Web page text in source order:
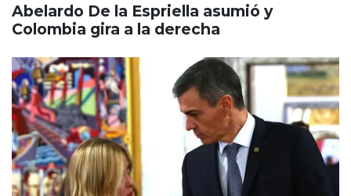
Abelardo De la Espriella asumió y
Colombia gira a la derecha